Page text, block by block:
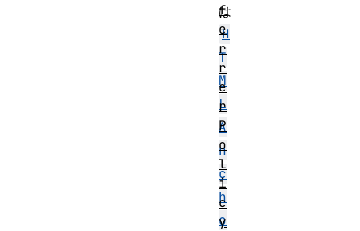
は
H
T
M
L
A
n
c
h
o
f
e
r
r
e
r
P
o
l
i
c
y